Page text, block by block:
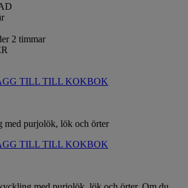
2 timmar
TILL TILL KOKBOK
TILL TILL KOKBOK